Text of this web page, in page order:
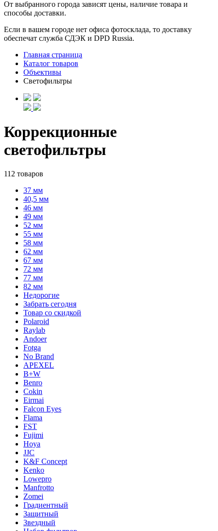
От выбранного города зависят цены, наличие товара и
способы доставки.
Если в вашем городе нет офиса фотосклада, то доставку
обеспечат служба СДЭК и DPD Russia.
Главная страница
Каталог товаров
Объективы
Светофильтры
Коррекционные
светофильтры
112 товаров
37 мм
40,5 мм
46 мм
49 мм
52 мм
55 мм
58 мм
62 мм
67 мм
72 мм
77 мм
82 мм
Недорогие
Забрать сегодня
Товар со скидкой
Polaroid
Raylab
Andoer
Fotga
No Brand
APEXEL
B+W
Benro
Cokin
Eirmai
Falcon Eyes
Flama
FST
Fujimi
Hoya
JJC
K&F Concept
Kenko
Lowepro
Manfrotto
Zomei
Градиентный
Защитный
Звездный